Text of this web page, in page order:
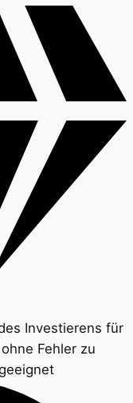
Investierens für
Fehler zu